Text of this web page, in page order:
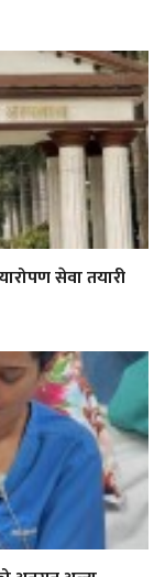
सेवा तयारी